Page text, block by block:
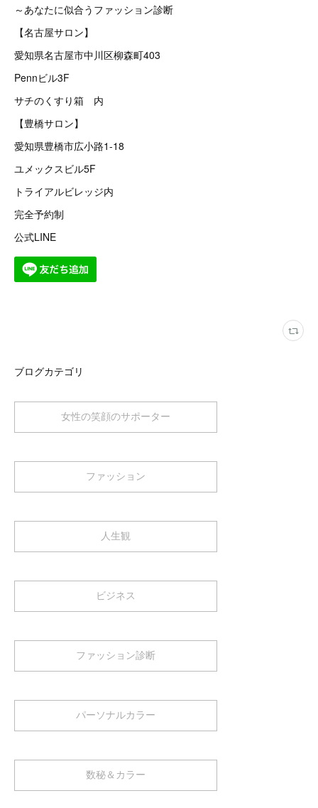
～あなたに似合うファッション診断
【名古屋サロン】
愛知県名古屋市中川区柳森町403
Pennビル3F
サチのくすり箱 内
【豊橋サロン】
愛知県豊橋市広小路1-18
ユメックスビル5F
トライアルビレッジ内
完全予約制
公式LINE
ブログカテゴリ
女性の笑顔のサポーター
ファッション
人生観
ビジネス
ファッション診断
パーソナルカラー
数秘＆カラー